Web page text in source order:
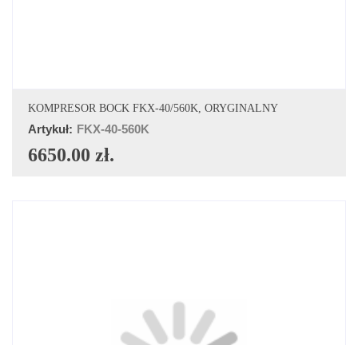
DODAJ DO KOSZYKA
KOMPRESOR BOCK FKX-40/560K, ORYGINALNY
Artykuł: FKX-40-560K
6650.00 zł.